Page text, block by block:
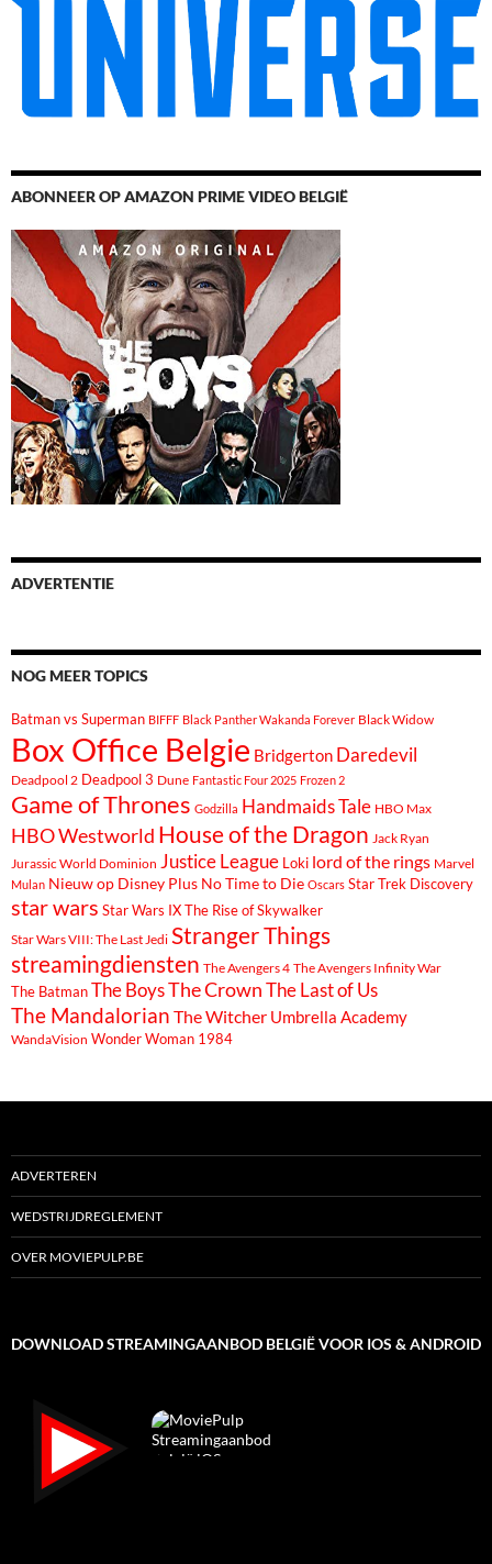
ABONNEER OP AMAZON PRIME VIDEO BELGIË
ADVERTENTIE
NOG MEER TOPICS
Batman vs Superman BIFFF Black Panther Wakanda Forever Black Widow
Box Office Belgie Bridgerton Daredevil
Deadpool 2 Deadpool 3 Dune Fantastic Four 2025 Frozen 2
Game of Thrones Godzilla Handmaids Tale HBO Max
HBO Westworld House of the Dragon Jack Ryan
Jurassic World Dominion Justice League Loki lord of the rings Marvel
Mulan Nieuw op Disney Plus No Time to Die Oscars Star Trek Discovery
star wars Star Wars IX The Rise of Skywalker
Star Wars VIII: The Last Jedi Stranger Things
streamingdiensten The Avengers 4 The Avengers Infinity War
The BatmanThe BoysThe CrownThe Last of Us
The Mandalorian The Witcher Umbrella Academy
WandaVision Wonder Woman 1984
ADVERTEREN
WEDSTRIJDREGLEMENT
OVER MOVIEPULP.BE
DOWNLOAD STREAMINGAANBOD BELGIË VOOR IOS & ANDROID